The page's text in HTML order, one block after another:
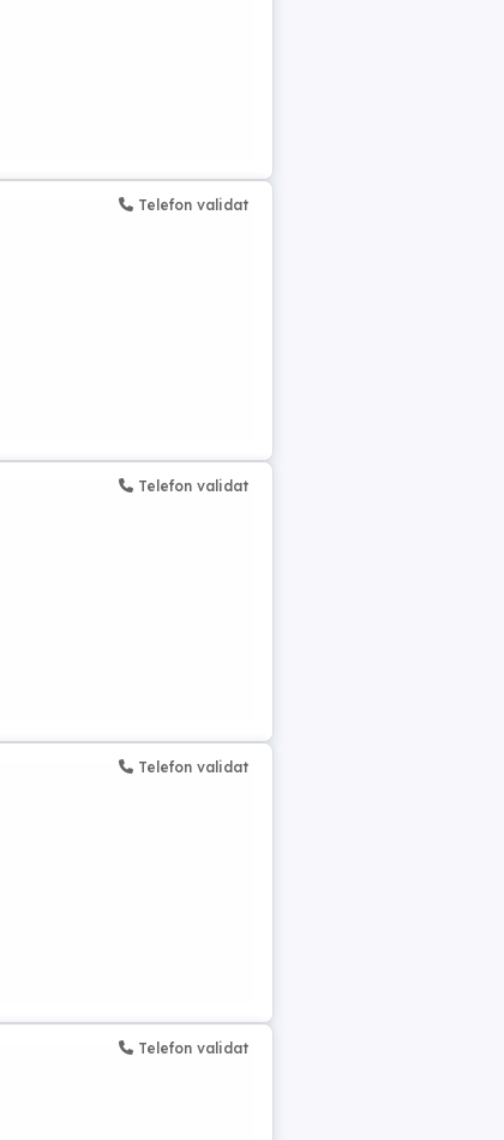
Telefon validat
Telefon validat
Telefon validat
Telefon validat